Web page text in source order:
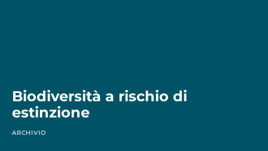
Biodiversità a rischio di
estinzione
ARCHIVIO